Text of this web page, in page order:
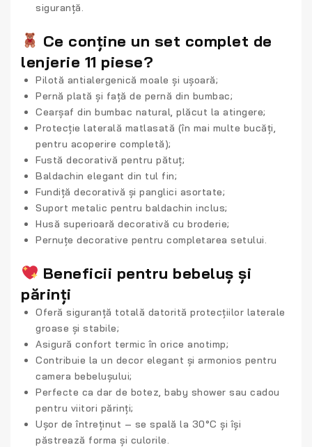
siguranță.
Ce conține un set complet de
lenjerie 11 piese?
Pilotă antialergenică moale și ușoară;
Pernă plată și față de pernă din bumbac;
Cearșaf din bumbac natural, plăcut la atingere;
Protecție laterală matlasată (în mai multe bucăți,
pentru acoperire completă);
Fustă decorativă pentru pătuț;
Baldachin elegant din tul fin;
Fundiță decorativă și panglici asortate;
Suport metalic pentru baldachin inclus;
Husă superioară decorativă cu broderie;
Pernuțe decorative pentru completarea setului.
Beneficii pentru bebeluș și
părinți
Oferă siguranță totală datorită protecțiilor laterale
groase și stabile;
Asigură confort termic în orice anotimp;
Contribuie la un decor elegant și armonios pentru
camera bebelușului;
Perfecte ca dar de botez, baby shower sau cadou
pentru viitori părinți;
Ușor de întreținut – se spală la 30°C și își
păstrează forma și culorile.